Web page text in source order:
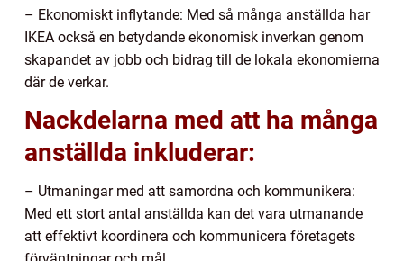
– Ekonomiskt inflytande: Med så många anställda har
IKEA också en betydande ekonomisk inverkan genom
skapandet av jobb och bidrag till de lokala ekonomierna
där de verkar.
Nackdelarna med att ha många
anställda inkluderar:
– Utmaningar med att samordna och kommunikera:
Med ett stort antal anställda kan det vara utmanande
att effektivt koordinera och kommunicera företagets